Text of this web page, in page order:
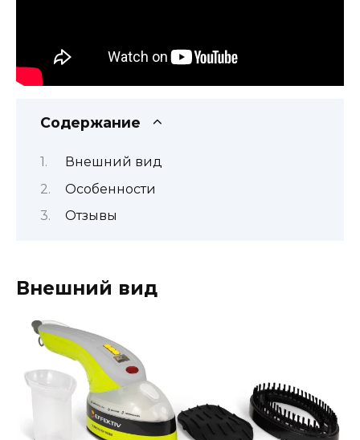
Содержание
Внешний вид
Особенности
Отзывы
Внешний вид